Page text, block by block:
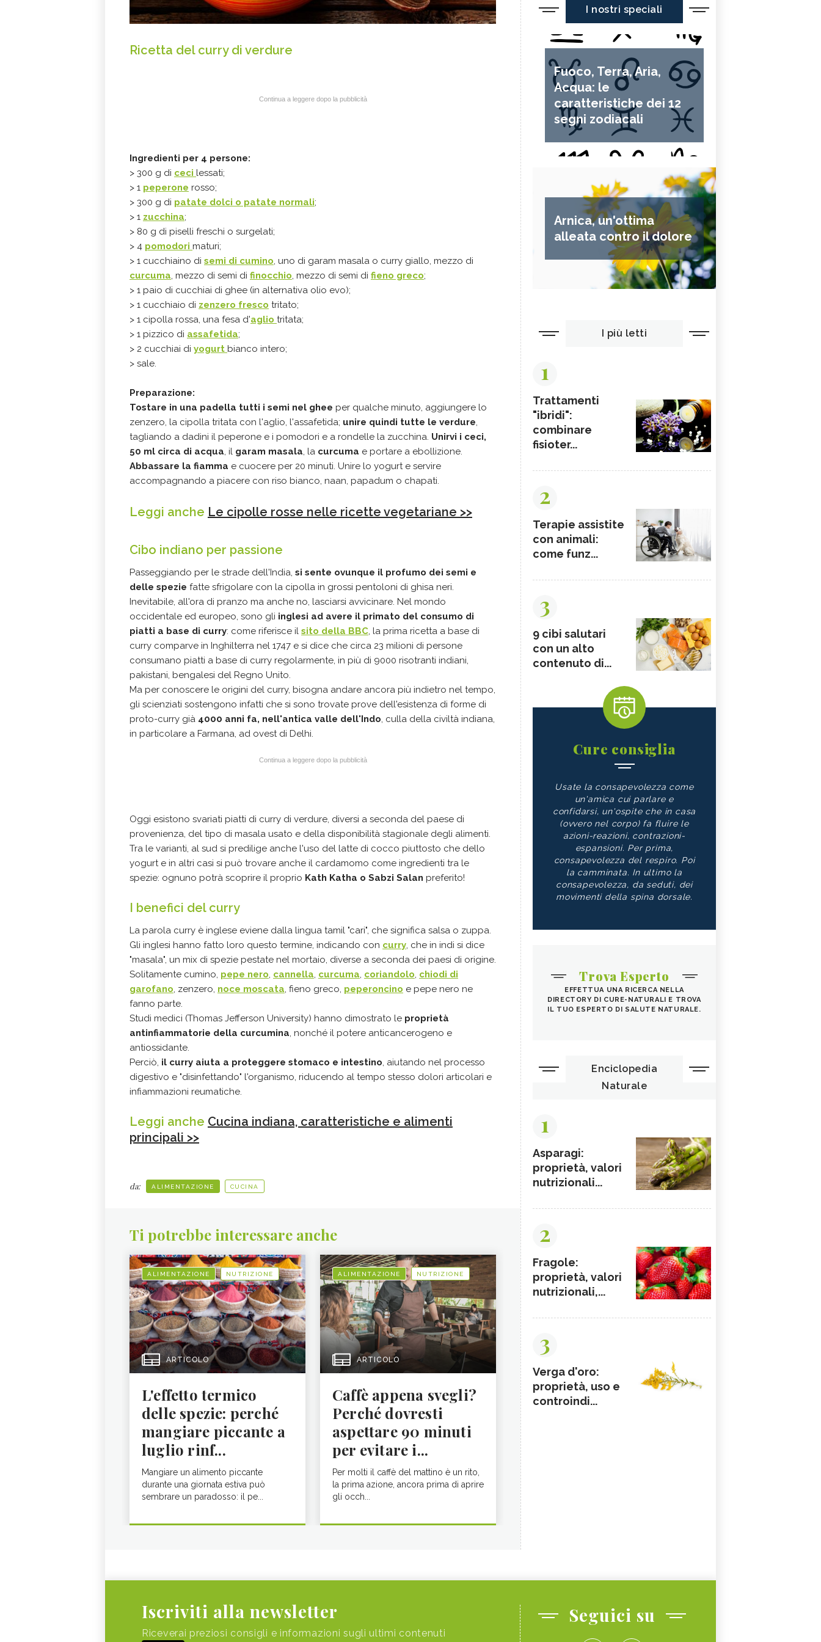
Ricetta del curry di verdure
Continua a leggere dopo la pubblicità
Ingredienti per 4 persone:
> 300 g di ceci lessati;
> 1 peperone rosso;
> 300 g di patate dolci o patate normali;
> 1 zucchina;
> 80 g di piselli freschi o surgelati;
> 4 pomodori maturi;
> 1 cucchiaino di semi di cumino, uno di garam masala o curry giallo, mezzo di
curcuma, mezzo di semi di finocchio, mezzo di semi di fieno greco;
> 1 paio di cucchiai di ghee (in alternativa olio evo);
> 1 cucchiaio di zenzero fresco tritato;
> 1 cipolla rossa, una fesa d'aglio tritata;
> 1 pizzico di assafetida;
> 2 cucchiai di yogurt bianco intero;
> sale.
Preparazione:
Tostare in una padella tutti i semi nel ghee per qualche minuto, aggiungere lo
zenzero, la cipolla tritata con l'aglio, l'assafetida; unire quindi tutte le verdure,
tagliando a dadini il peperone e i pomodori e a rondelle la zucchina. Unirvi i ceci,
50 ml circa di acqua, il garam masala, la curcuma e portare a ebollizione.
Abbassare la fiamma e cuocere per 20 minuti. Unire lo yogurt e servire
accompagnando a piacere con riso bianco, naan, papadum o chapati.
Leggi anche Le cipolle rosse nelle ricette vegetariane >>
Cibo indiano per passione
Passeggiando per le strade dell'India, si sente ovunque il profumo dei semi e
delle spezie fatte sfrigolare con la cipolla in grossi pentoloni di ghisa neri.
Inevitabile, all'ora di pranzo ma anche no, lasciarsi avvicinare. Nel mondo
occidentale ed europeo, sono gli inglesi ad avere il primato del consumo di
piatti a base di curry: come riferisce il sito della BBC, la prima ricetta a base di
curry comparve in Inghilterra nel 1747 e si dice che circa 23 milioni di persone
consumano piatti a base di curry regolarmente, in più di 9000 risotranti indiani,
pakistani, bengalesi del Regno Unito.
Ma per conoscere le origini del curry, bisogna andare ancora più indietro nel tempo,
gli scienziati sostengono infatti che si sono trovate prove dell'esistenza di forme di
proto-curry già 4000 anni fa, nell'antica valle dell'Indo, culla della civiltà indiana,
in particolare a Farmana, ad ovest di Delhi.
Continua a leggere dopo la pubblicità
Oggi esistono svariati piatti di curry di verdure, diversi a seconda del paese di
provenienza, del tipo di masala usato e della disponibilità stagionale degli alimenti.
Tra le varianti, al sud si predilige anche l'uso del latte di cocco piuttosto che dello
yogurt e in altri casi si può trovare anche il cardamomo come ingredienti tra le
spezie: ognuno potrà scoprire il proprio Kath Katha o Sabzi Salan preferito!
I benefici del curry
La parola curry è inglese eviene dalla lingua tamil "cari", che significa salsa o zuppa.
Gli inglesi hanno fatto loro questo termine, indicando con curry, che in indi si dice
"masala", un mix di spezie pestate nel mortaio, diverse a seconda dei paesi di origine.
Solitamente cumino, pepe nero, cannella, curcuma, coriandolo, chiodi di
garofano, zenzero, noce moscata, fieno greco, peperoncino e pepe nero ne
fanno parte.
Studi medici (Thomas Jefferson University) hanno dimostrato le proprietà
antinfiammatorie della curcumina, nonché il potere anticancerogeno e
antiossidante.
Perciò, il curry aiuta a proteggere stomaco e intestino, aiutando nel processo
digestivo e "disinfettando" l'organismo, riducendo al tempo stesso dolori articolari e
infiammazioni reumatiche.
Leggi anche Cucina indiana, caratteristiche e alimenti
principali >>
da: ALIMENTAZIONE CUCINA
Ti potrebbe interessare anche
ALIMENTAZIONE NUTRIZIONE
ARTICOLO
L'effetto termico
delle spezie: perché
mangiare piccante a
luglio rinf...
Mangiare un alimento piccante
durante una giornata estiva può
sembrare un paradosso: il pe...
ALIMENTAZIONE NUTRIZIONE
ARTICOLO
Caffè appena svegli?
Perché dovresti
aspettare 90 minuti
per evitare i...
Per molti il caffè del mattino è un rito,
la prima azione, ancora prima di aprire
gli occh...
I nostri speciali
Fuoco, Terra, Aria,
Acqua: le
caratteristiche dei 12
segni zodiacali
Arnica, un'ottima
alleata contro il dolore
I più letti
1
Trattamenti
"ibridi":
combinare
fisioter...
2
Terapie assistite
con animali:
come funz...
3
9 cibi salutari
con un alto
contenuto di...
Cure consiglia
Usate la consapevolezza come
un'amica cui parlare e
confidarsi, un'ospite che in casa
(ovvero nel corpo) fa fluire le
azioni-reazioni, contrazioni-
espansioni. Per prima,
consapevolezza del respiro. Poi
la camminata. In ultimo la
consapevolezza, da seduti, dei
movimenti della spina dorsale.
Trova Esperto
EFFETTUA UNA RICERCA NELLA
DIRECTORY DI CURE-NATURALI E TROVA
IL TUO ESPERTO DI SALUTE NATURALE.
Enciclopedia
Naturale
1
Asparagi:
proprietà, valori
nutrizionali...
2
Fragole:
proprietà, valori
nutrizionali,...
3
Verga d'oro:
proprietà, uso e
controindi...
Iscriviti alla newsletter
Riceverai preziosi consigli e informazioni sugli ultimi contenuti
Seguici su